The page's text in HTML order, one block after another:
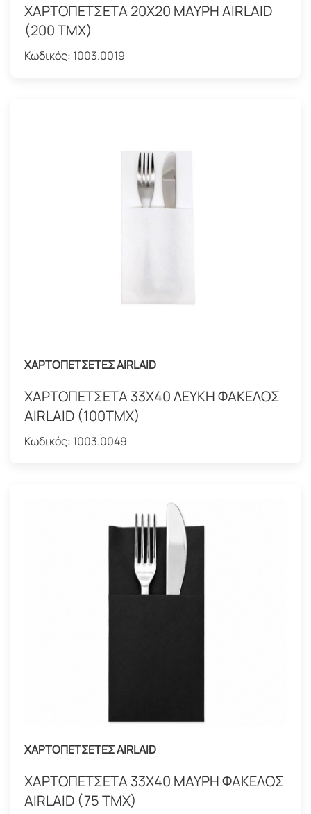
ΧΑΡΤΟΠΕΤΣΕΤΑ 20Χ20 ΜΑΥΡΗ AIRLAID
(200 TMX)
Κωδικός: 1003.0019
ΧΑΡΤΟΠΕΤΣΕΤΕΣ AIRLAID
ΧΑΡΤΟΠΕΤΣΕΤΑ 33Χ40 ΛΕΥΚΗ ΦΑΚΕΛΟΣ
AIRLAID (100TMX)
Κωδικός: 1003.0049
ΧΑΡΤΟΠΕΤΣΕΤΕΣ AIRLAID
ΧΑΡΤΟΠΕΤΣΕΤΑ 33Χ40 ΜΑΥΡΗ ΦΑΚΕΛΟΣ
AIRLAID (75 TMX)